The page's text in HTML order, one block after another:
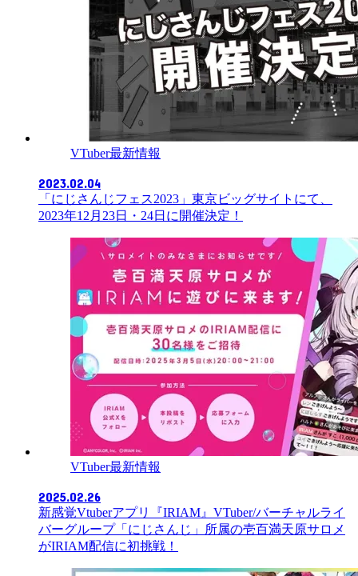
VTuber最新情報
2023.02.04
「にじさんじフェス2023」東京ビッグサイトにて、
2023年12月23日・24日に開催決定！
VTuber最新情報
2025.02.26
新感覚Vtuberアプリ『IRIAM』VTuber/バーチャルライ
バーグループ「にじさんじ」所属の壱百満天原サロメ
がIRIAM配信に初挑戦！